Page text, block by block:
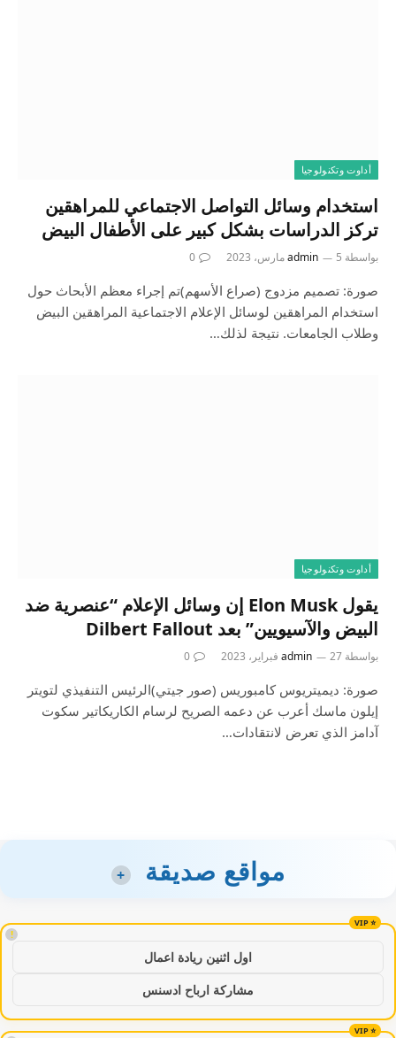
أداوت وتكنولوجيا
استخدام وسائل التواصل الاجتماعي للمراهقين
تركز الدراسات بشكل كبير على الأطفال البيض
بواسطة admin 5 مارس، 2023 0
صورة: تصميم مزدوج (صراع الأسهم)تم إجراء معظم الأبحاث حول
استخدام المراهقين لوسائل الإعلام الاجتماعية المراهقين البيض
وطلاب الجامعات. نتيجة لذلك…
أداوت وتكنولوجيا
يقول Elon Musk إن وسائل الإعلام “عنصرية ضد
البيض والآسيويين” بعد Dilbert Fallout
بواسطة admin 27 فبراير، 2023 0
صورة: ديميتريوس كامبوريس (صور جيتي)الرئيس التنفيذي لتويتر
إيلون ماسك أعرب عن دعمه الصريح لرسام الكاريكاتير سكوت
آدامز الذي تعرض لانتقادات…
مواقع صديقة +
!
اول اثنين ريادة اعمال
مشاركة ارباح ادسنس